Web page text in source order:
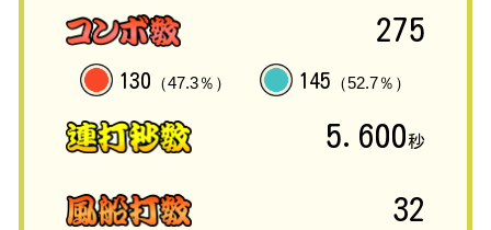
275
130 （47.3％） 145 （52.7％）
5.600秒
32